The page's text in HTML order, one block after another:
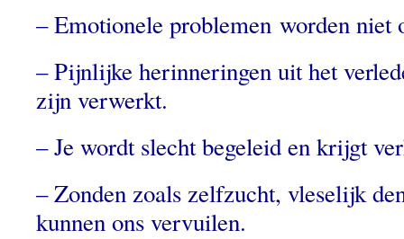
– Emotionele problemen worden niet
– Pijnlijke herinneringen uit het
zijn verwerkt.
– Je wordt slecht begeleid en krijgt
– Zonden zoals zelfzucht, vleselijk
kunnen ons vervuilen.